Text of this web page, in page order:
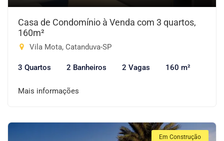
Casa de Condomínio à Venda com 3 quartos,
160m²
Vila Mota, Catanduva-SP
3 Quartos 2 Banheiros 2 Vagas 160 m²
Mais informações
Em Construção